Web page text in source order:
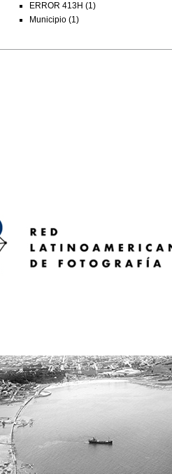
ERROR 413H (1)
Municipio (1)